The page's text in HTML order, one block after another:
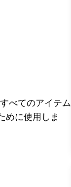
べてのアイテム
めに使用しま